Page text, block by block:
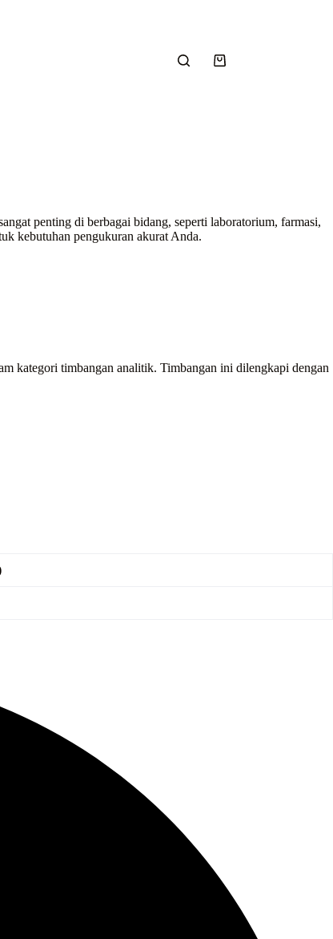
Shopping
penting di berbagai bidang, seperti laboratorium, farmasi,
kebutuhan pengukuran akurat Anda.
kategori timbangan analitik. Timbangan ini dilengkapi dengan